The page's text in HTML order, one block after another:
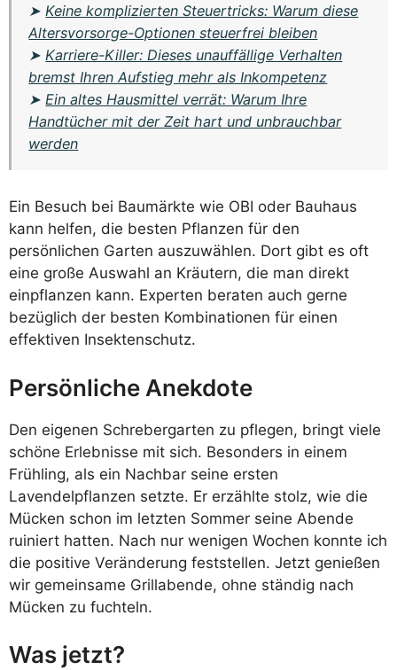
➤ Keine komplizierten Steuertricks: Warum diese
Altersvorsorge-Optionen steuerfrei bleiben
➤ Karriere-Killer: Dieses unauffällige Verhalten
bremst Ihren Aufstieg mehr als Inkompetenz
➤ Ein altes Hausmittel verrät: Warum Ihre
Handtücher mit der Zeit hart und unbrauchbar
werden
Ein Besuch bei Baumärkte wie OBI oder Bauhaus
kann helfen, die besten Pflanzen für den
persönlichen Garten auszuwählen. Dort gibt es oft
eine große Auswahl an Kräutern, die man direkt
einpflanzen kann. Experten beraten auch gerne
bezüglich der besten Kombinationen für einen
effektiven Insektenschutz.
Persönliche Anekdote
Den eigenen Schrebergarten zu pflegen, bringt viele
schöne Erlebnisse mit sich. Besonders in einem
Frühling, als ein Nachbar seine ersten
Lavendelpflanzen setzte. Er erzählte stolz, wie die
Mücken schon im letzten Sommer seine Abende
ruiniert hatten. Nach nur wenigen Wochen konnte ich
die positive Veränderung feststellen. Jetzt genießen
wir gemeinsame Grillabende, ohne ständig nach
Mücken zu fuchteln.
Was jetzt?